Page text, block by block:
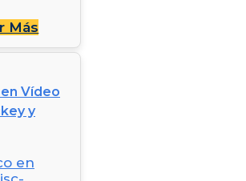
Más
Vídeo
y